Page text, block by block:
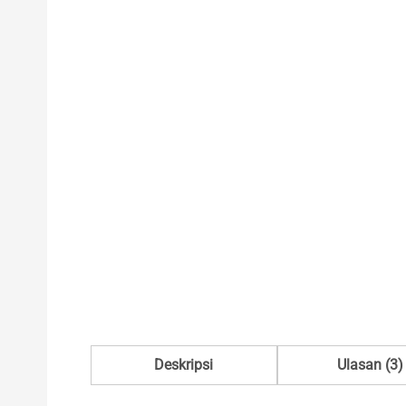
Deskripsi Ulasan (3)